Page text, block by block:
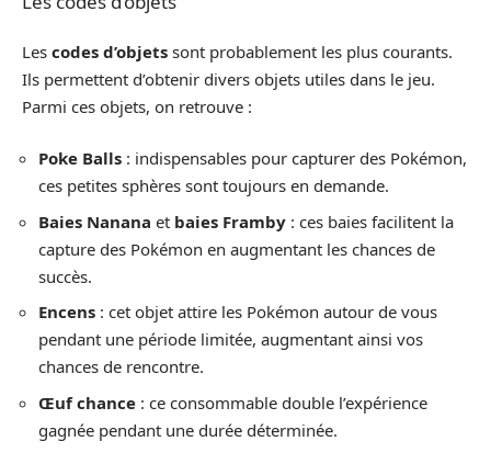
Les codes d’objets sont probablement les plus courants.
Ils permettent d’obtenir divers objets utiles dans le jeu.
Parmi ces objets, on retrouve :
Poke Balls : indispensables pour capturer des Pokémon,
ces petites sphères sont toujours en demande.
Baies Nanana et baies Framby : ces baies facilitent la
capture des Pokémon en augmentant les chances de
succès.
Encens : cet objet attire les Pokémon autour de vous
pendant une période limitée, augmentant ainsi vos
chances de rencontre.
Œuf chance : ce consommable double l’expérience
gagnée pendant une durée déterminée.